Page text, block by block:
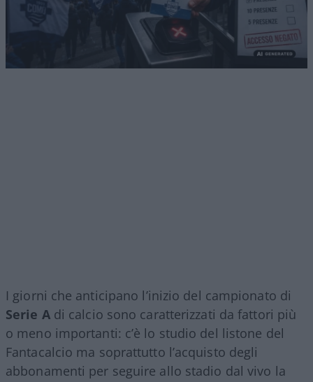
I giorni che anticipano l’inizio del campionato di
Serie Adi calcio sono caratterizzati da fattori più
o meno importanti: c’è lo studio del listone del
Fantacalcio ma soprattutto l’acquisto degli
abbonamenti per seguire allo stadio dal vivo la